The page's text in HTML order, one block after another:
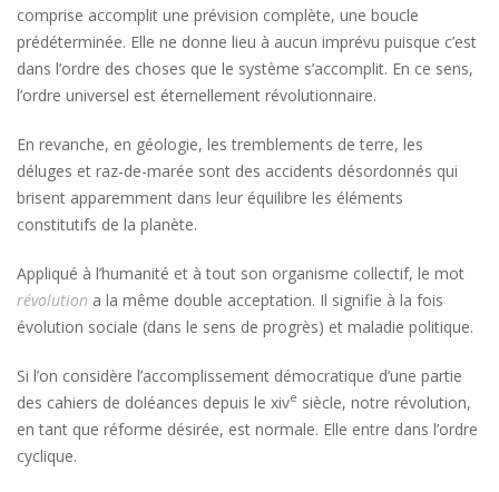
comprise accomplit une prévision complète, une boucle
prédéterminée. Elle ne donne lieu à aucun imprévu puisque c’est
dans l’ordre des choses que le système s’accomplit. En ce sens,
l’ordre universel est éternellement révolutionnaire.
En revanche, en géologie, les tremblements de terre, les
déluges et raz-de-marée sont des accidents désordonnés qui
brisent apparemment dans leur équilibre les éléments
constitutifs de la planète.
Appliqué à l’humanité et à tout son organisme collectif, le mot
révolution a la même double acceptation. Il signifie à la fois
évolution sociale (dans le sens de progrès) et maladie politique.
Si l’on considère l’accomplissement démocratique d’une partie
des cahiers de doléances depuis le xive siècle, notre révolution,
en tant que réforme désirée, est normale. Elle entre dans l’ordre
cyclique.